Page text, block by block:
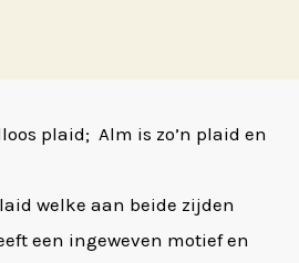
plaid; Alm is zo’n plaid en
welke aan beide zijden
een ingeweven motief en